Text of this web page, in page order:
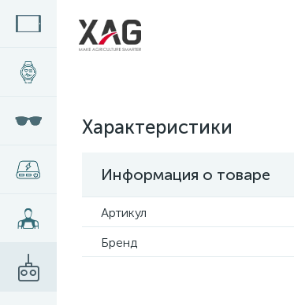
Характеристики
Информация о товаре
Артикул
Бренд